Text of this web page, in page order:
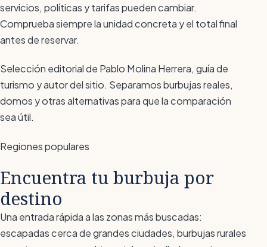
servicios, políticas y tarifas pueden cambiar.
Comprueba siempre la unidad concreta y el total final
antes de reservar.
Selección editorial de Pablo Molina Herrera, guía de
turismo y autor del sitio. Separamos burbujas reales,
domos y otras alternativas para que la comparación
sea útil.
Regiones populares
Encuentra tu burbuja por
destino
Una entrada rápida a las zonas más buscadas:
escapadas cerca de grandes ciudades, burbujas rurales